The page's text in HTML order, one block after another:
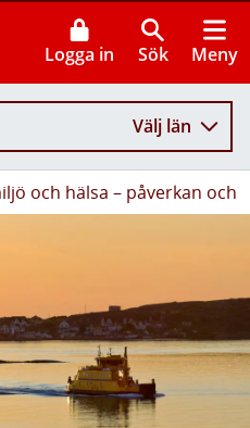
Logga in Sök Meny
Välj län
och hälsa – påverkan och